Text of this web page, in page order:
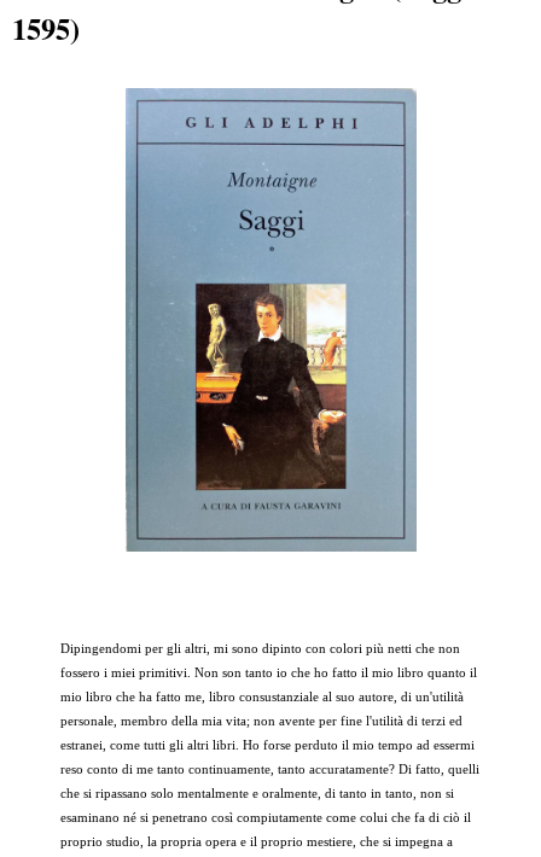
1595)
Dipingendomi per gli altri, mi sono dipinto con colori più netti che non
fossero i miei primitivi. Non son tanto io che ho fatto il mio libro quanto il
mio libro che ha fatto me, libro consustanziale al suo autore, di un'utilità
personale, membro della mia vita; non avente per fine l'utilità di terzi ed
estranei, come tutti gli altri libri. Ho forse perduto il mio tempo ad essermi
reso conto di me tanto continuamente, tanto accuratamente? Di fatto, quelli
che si ripassano solo mentalmente e oralmente, di tanto in tanto, non si
esaminano né si penetrano così compiutamente come colui che fa di ciò il
proprio studio, la propria opera e il proprio mestiere, che si impegna a